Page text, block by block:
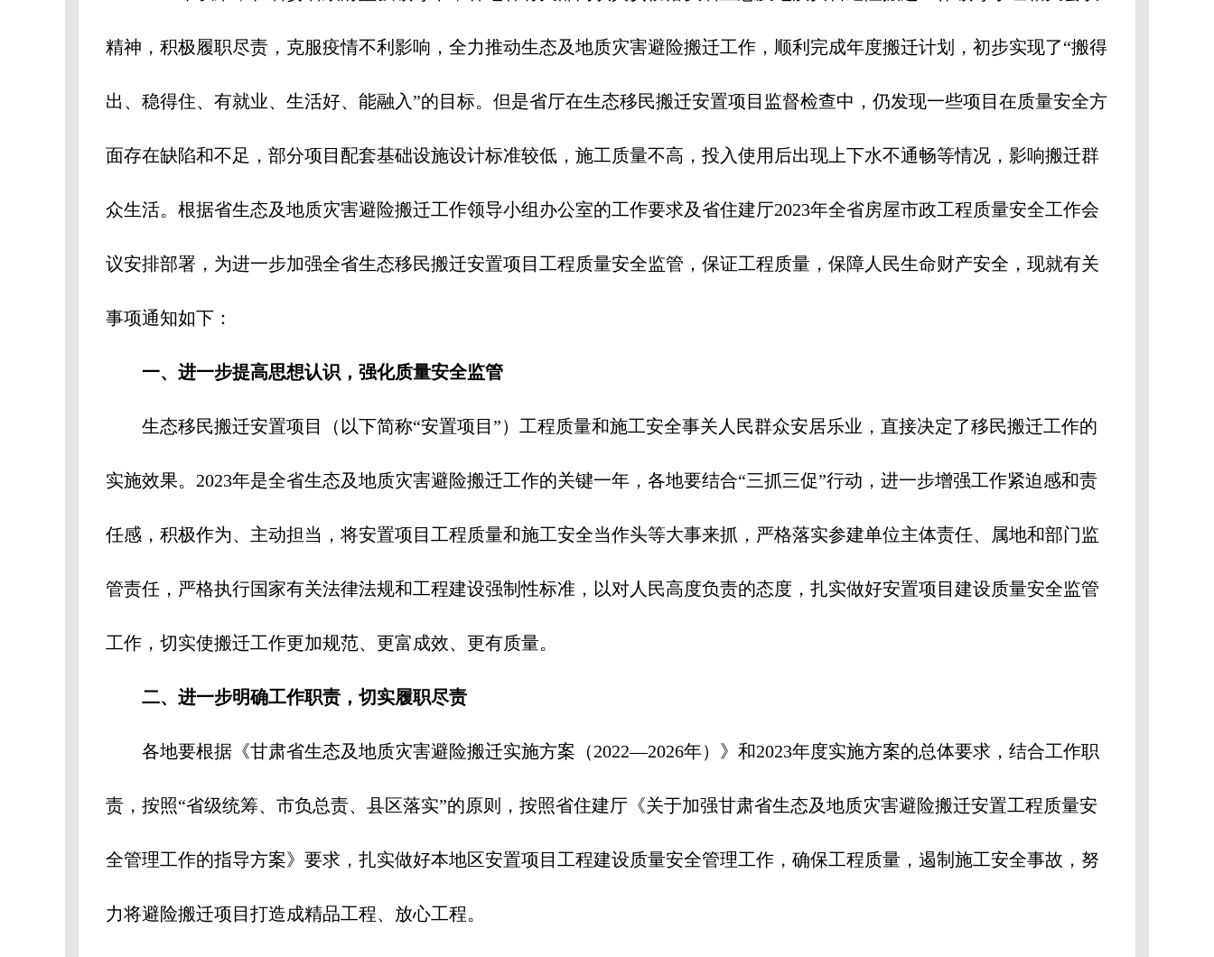
精神，积极履职尽责，克服疫情不利影响，全力推动生态及地质灾害避险搬迁工作，顺利完成年度搬迁计划，初步实现了“搬得
出、稳得住、有就业、生活好、能融入”的目标。但是省厅在生态移民搬迁安置项目监督检查中，仍发现一些项目在质量安全方
面存在缺陷和不足，部分项目配套基础设施设计标准较低，施工质量不高，投入使用后出现上下水不通畅等情况，影响搬迁群
众生活。根据省生态及地质灾害避险搬迁工作领导小组办公室的工作要求及省住建厅2023年全省房屋市政工程质量安全工作会
议安排部署，为进一步加强全省生态移民搬迁安置项目工程质量安全监管，保证工程质量，保障人民生命财产安全，现就有关
事项通知如下：
一、进一步提高思想认识，强化质量安全监管
生态移民搬迁安置项目（以下简称“安置项目”）工程质量和施工安全事关人民群众安居乐业，直接决定了移民搬迁工作的
实施效果。 2023年是全省生态及地质灾害避险搬迁工作的关键一年，各地要结合“三抓三促”行动，进一步增强工作紧迫感和责
任感，积极作为、主动担当，将安置项目工程质量和施工安全当作头等大事来抓，严格落实参建单位主体责任、属地和部门监
管责任，严格执行国家有关法律法规和工程建设强制性标准，以对人民高度负责的态度，扎实做好安置项目建设质量安全监管
工作，切实使搬迁工作更加规范、更富成效、更有质量。
二、进一步明确工作职责，切实履职尽责
各地要根据《甘肃省生态及地质灾害避险搬迁实施方案（2022—2026年）》和2023年度实施方案的总体要求，结合工作职
责，按照“省级统筹、市负总责、县区落实”的原则，按照省住建厅《关于加强甘肃省生态及地质灾害避险搬迁安置工程质量安
全管理工作的指导方案》要求，扎实做好本地区安置项目工程建设质量安全管理工作，确保工程质量，遏制施工安全事故，努
力将避险搬迁项目打造成精品工程、放心工程。